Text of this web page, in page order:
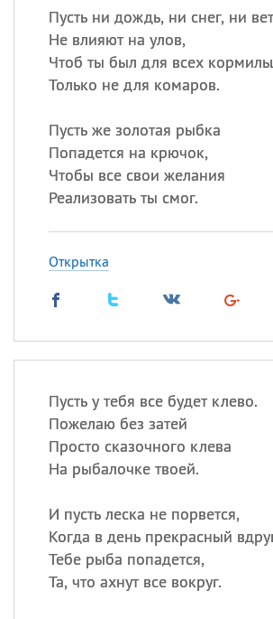
Пусть ни дождь, ни снег, ни
Не влияют на улов,
Чтоб ты был для всех
Только не для комаров.
Пусть же золотая рыбка
Попадется на крючок,
Чтобы все свои желания
Реализовать ты смог.
Открытка
Пусть у тебя все будет клево.
Пожелаю без затей
Просто сказочного клева
На рыбалочке твоей.
И пусть леска не порвется,
Когда в день прекрасный
Тебе рыба попадется,
Та, что ахнут все вокруг.